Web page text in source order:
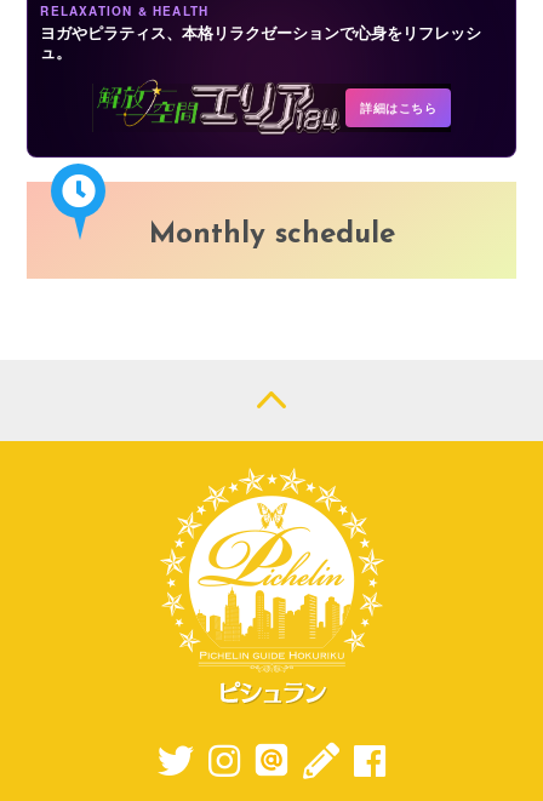
LOGIN
RELAXATION & HEALTH
ヨガやピラティス、本格リラクゼーションで心身をリフレッシ
ュ。
詳細はこちら
Monthly schedule